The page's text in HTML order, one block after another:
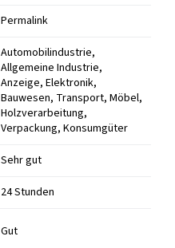
Permalink
Automobilindustrie,
Allgemeine Industrie,
Anzeige, Elektronik,
Bauwesen, Transport, Möbel,
Holzverarbeitung,
Verpackung, Konsumgüter
Sehr gut
24 Stunden
Gut